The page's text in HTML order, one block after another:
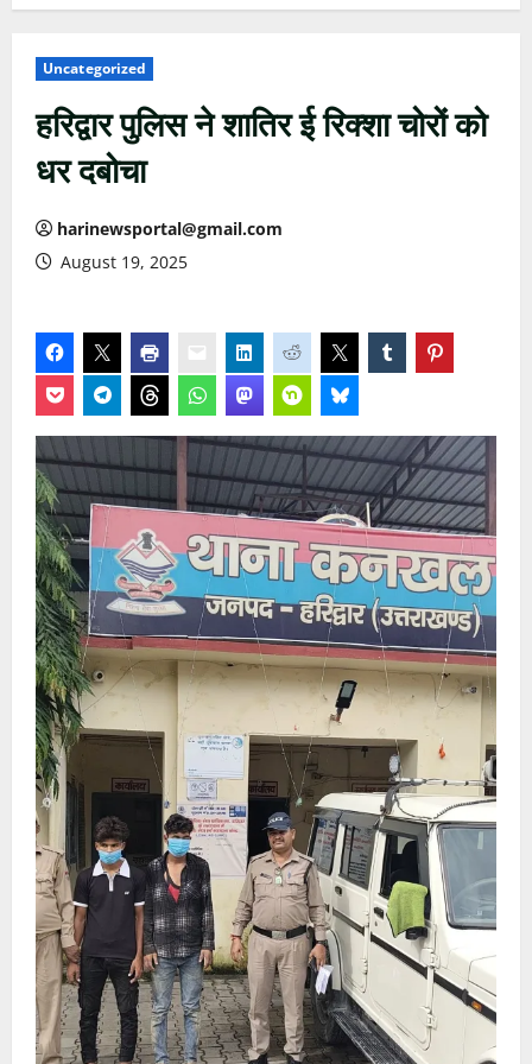
Uncategorized
हरिद्वार पुलिस ने शातिर ई रिक्शा चोरों को
धर दबोचा
harinewsportal@gmail.com
August 19, 2025